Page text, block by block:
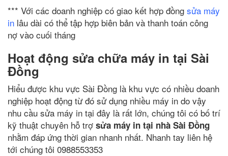
*** Với các doanh nghiệp có giao kết hợp đồng sửa máy
in lâu dài có thể tập hợp biên bản và thanh toán công
nợ vào cuối tháng
Hoạt động sửa chữa máy in tại Sài
Đồng
Hiểu được khu vực Sài Đồng là khu vực có nhiều doanh
nghiệp hoạt động từ đó sử dụng nhiều máy in do vậy
nhu cầu sửa máy in tại đây là rất lớn, chúng tôi có bố trí
kỹ thuật chuyên hỗ trợ sửa máy in tại nhà Sài Đồng
nhằm đáp ứng thời gian nhanh nhất. Nhanh tay liên hệ
tới chúng tôi 0988553353